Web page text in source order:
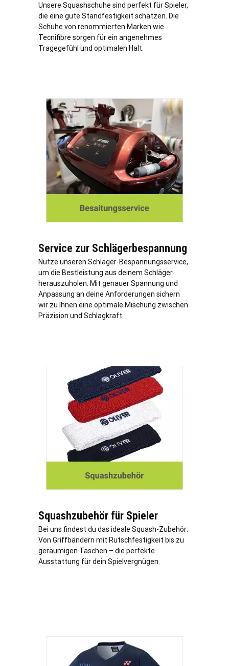
Unsere Squashschuhe sind perfekt für Spieler,
die eine gute Standfestigkeit schätzen. Die
Schuhe von renommierten Marken wie
Tecnifibre sorgen für ein angenehmes
Tragegefühl und optimalen Halt.
Service zur Schlägerbespannung
Nutze unseren Schläger-Bespannungsservice,
um die Bestleistung aus deinem Schläger
herauszuholen. Mit genauer Spannung und
Anpassung an deine Anforderungen sichern
wir zu Ihnen eine optimale Mischung zwischen
Präzision und Schlagkraft.
Squashzubehör für Spieler
Bei uns findest du das ideale Squash-Zubehör:
Von Griffbändern mit Rutschfestigkeit bis zu
geräumigen Taschen – die perfekte
Ausstattung für dein Spielvergnügen.